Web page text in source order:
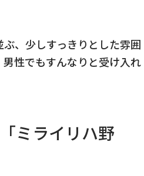
、少しすっきりとした雰囲
性でもすんなりと受け入れ
ミライリハ野